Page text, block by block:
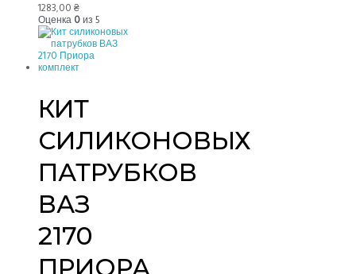
1283,00 ₴
Оценка 0 из 5
КИТ
СИЛИКОНОВЫХ
ПАТРУБКОВ
ВАЗ
2170
ПРИОРА